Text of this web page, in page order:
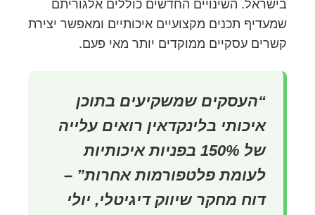
בישראל. השינויים החדשים כוללים אלגוריתם
שמעדיף תכנים מקצועיים איכותיים ומאפשר יצירת
קשרים עסקיים ממוקדים יותר מאי פעם.
“העסקים שמשקיעים בתוכן
איכותי בלינקדאין רואים עלייה
של 150% בפניות איכותיות
לעומת פלטפורמות אחרות” –
דוח מחקר שיווק דיגיטלי, יולי